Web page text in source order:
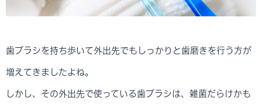
歯ブラシを持ち歩いて外出先でもしっかりと歯磨きを行う方が
増えてきましたよね。
しかし、その外出先で使っている歯ブラシは、雑菌だらけかも